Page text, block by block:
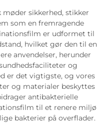
sikkerhed, stikker
som en fremragende
er udformet til
hvilket gør den til en
anvendelser, herunder
og
er det vigtigste, og vores
og materialer beskyttes
antibakterielle
til et renere miljø
bakterier på overflader.